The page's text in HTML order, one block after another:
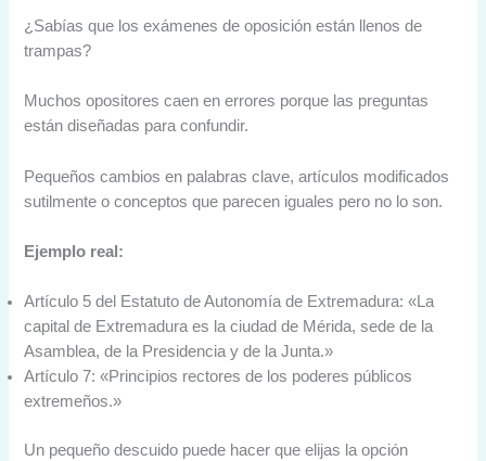
¿Sabías que los exámenes de oposición están llenos de
trampas?
Muchos opositores caen en errores porque las preguntas
están diseñadas para confundir.
Pequeños cambios en palabras clave, artículos modificados
sutilmente o conceptos que parecen iguales pero no lo son.
Ejemplo real:
Artículo 5 del Estatuto de Autonomía de Extremadura: «La
capital de Extremadura es la ciudad de Mérida, sede de la
Asamblea, de la Presidencia y de la Junta.»
Artículo 7: «Principios rectores de los poderes públicos
extremeños.»
Un pequeño descuido puede hacer que elijas la opción